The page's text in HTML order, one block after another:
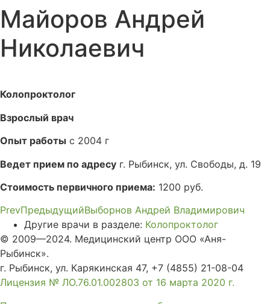
Майоров Андрей
Николаевич
Колопроктолог
Взрослый врач
Опыт работы с 2004 г
Ведет прием по адресу г. Рыбинск, ул. Свободы, д. 19
Стоимость первичного приема: 1200 руб.
PrevПредыдущийВыборнов Андрей Владимирович
Другие врачи в разделе: Колопроктолог
© 2009—2024. Медицинский центр ООО «Аня-
Рыбинск».
г. Рыбинск, ул. Карякинская 47, +7 (4855) 21-08-04
Лицензия № ЛО.76.01.002803 от 16 марта 2020 г.